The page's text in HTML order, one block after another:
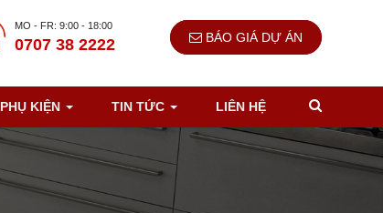
MO - FR: 9:00 - 18:00
0707 38 2222 BÁO GIÁ DỰ ÁN
PHỤ KIỆN TIN TỨC LIÊN HỆ